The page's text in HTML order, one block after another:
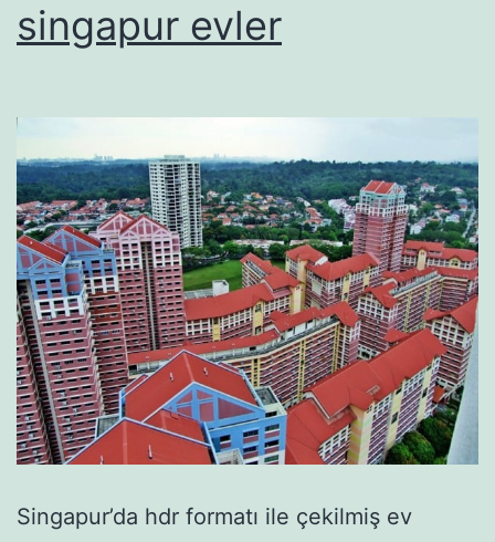
singapur evler
Singapur’da hdr formatı ile çekilmiş ev